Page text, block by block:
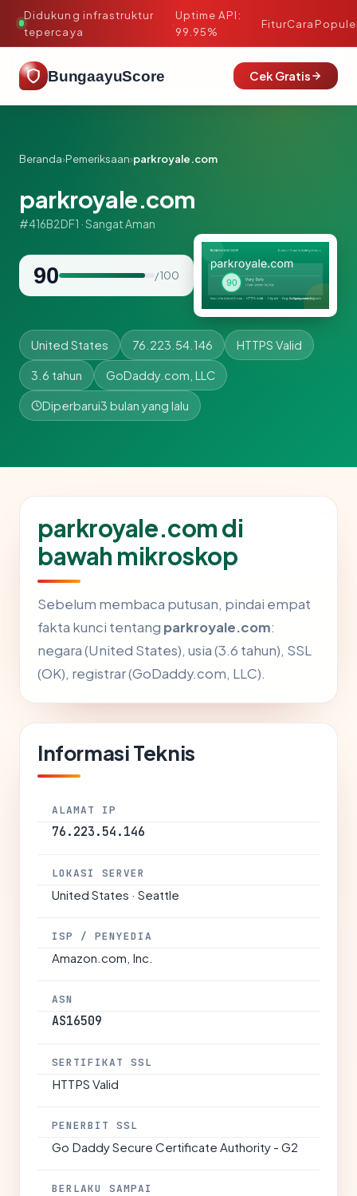
Didukung infrastruktur
tepercaya
·
Uptime API:
99.95%
FiturCara
BungaayuScore Cek Gratis
Beranda›Pemeriksaan›parkroyale.com
parkroyale.com
#416B2DF1 · Sangat Aman
90 / 100
United States 76.223.54.146 HTTPS Valid
3.6 tahun GoDaddy.com, LLC
Diperbarui3 bulan yang lalu
parkroyale.com di
bawah mikroskop
Sebelum membaca putusan, pindai empat
fakta kunci tentang parkroyale.com:
negara (United States), usia (3.6 tahun), SSL
(OK), registrar (GoDaddy.com, LLC).
Informasi Teknis
ALAMAT IP
76.223.54.146
LOKASI SERVER
United States · Seattle
ISP / PENYEDIA
Amazon.com, Inc.
ASN
AS16509
SERTIFIKAT SSL
HTTPS Valid
PENERBIT SSL
Go Daddy Secure Certificate Authority - G2
BERLAKU SAMPAI